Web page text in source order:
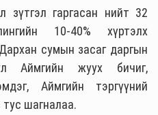
зүтгэл гаргасан нийт 32
10-40% хүртэлх
сумын засаг даргын
Аймгийн жуух бичиг,
Аймгийн тэргүүний
шагналаа.